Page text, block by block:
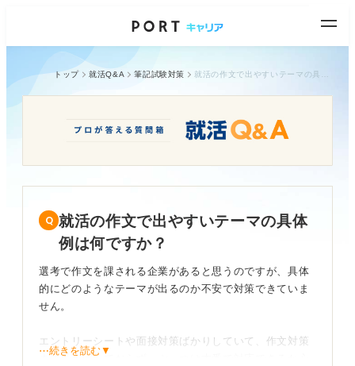
トップ 就活Q&A 筆記試験対策
就活の作文で出やすいテーマの具体
例は何ですか？
選考で作文を課される企業があると思うのですが、具体
的にどのようなテーマが出るのか不安で対策できていま
せん。
エントリーシートや面接対策ばかりしていて、作文対策
まで手が回っておらず、ぶっつけ本番で対応できるか心
⋯続きを読む▼